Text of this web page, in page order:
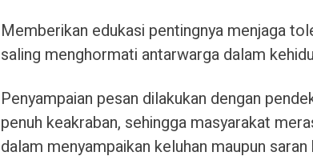
Memberikan edukasi pentingnya menjaga
saling menghormati antarwarga dalam
Penyampaian pesan dilakukan dengan
penuh keakraban, sehingga masyarakat
dalam menyampaikan keluhan maupun